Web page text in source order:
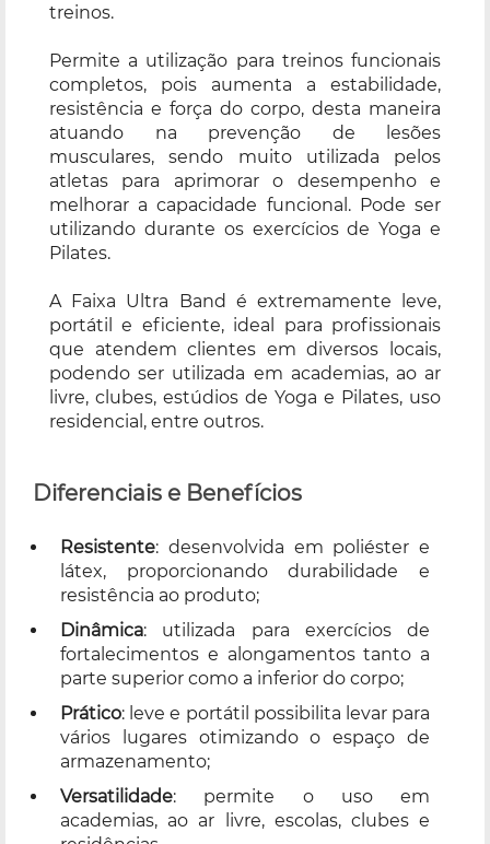
treinos.
Permite a utilização para treinos funcionais
completos, pois aumenta a estabilidade,
resistência e força do corpo, desta maneira
atuando na prevenção de lesões
musculares, sendo muito utilizada pelos
atletas para aprimorar o desempenho e
melhorar a capacidade funcional. Pode ser
utilizando durante os exercícios de Yoga e
Pilates.
A Faixa Ultra Band é extremamente leve,
portátil e eficiente, ideal para profissionais
que atendem clientes em diversos locais,
podendo ser utilizada em academias, ao ar
livre, clubes, estúdios de Yoga e Pilates, uso
residencial, entre outros.
Diferenciais e Benefícios
Resistente: desenvolvida em poliéster e
látex, proporcionando durabilidade e
resistência ao produto;
Dinâmica: utilizada para exercícios de
fortalecimentos e alongamentos tanto a
parte superior como a inferior do corpo;
Prático: leve e portátil possibilita levar para
vários lugares otimizando o espaço de
armazenamento;
Versatilidade: permite o uso em
academias, ao ar livre, escolas, clubes e